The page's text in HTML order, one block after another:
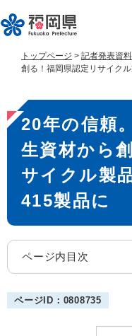
ー
ジ
す
。
ニ
ュ
し
て
トップページ > 記者発表資料
創る！福岡県認定リサイク
本
文
20年の信頼
生資材から
サイクル製
415製品に
ページ内目次
ページID：0808735